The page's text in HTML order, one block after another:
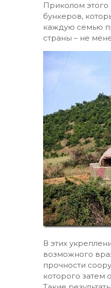
Приколом этого
бункеров,
каждую семью
страны – не
В этих
возможного
прочности
которого затем